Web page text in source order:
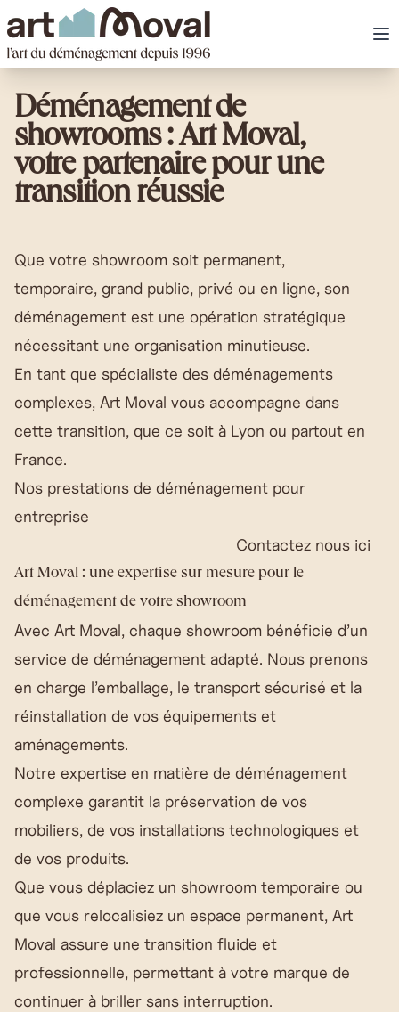
art Moval
Déménagement de
showrooms : Art Moval,
votre partenaire pour une
transition réussie
Que votre showroom soit permanent,
temporaire, grand public, privé ou en ligne, son
déménagement est une opération stratégique
nécessitant une organisation minutieuse.
En tant que spécialiste des déménagements
complexes, Art Moval vous accompagne dans
cette transition, que ce soit à Lyon ou partout en
France.
Nos prestations de déménagement pour
entreprise
Contactez nous ici
Art Moval : une expertise sur mesure pour le
déménagement de votre showroom
Avec Art Moval, chaque showroom bénéficie d’un
service de déménagement adapté. Nous prenons
en charge l’emballage, le transport sécurisé et la
réinstallation de vos équipements et
aménagements.
Notre expertise en matière de déménagement
complexe garantit la préservation de vos
mobiliers, de vos installations technologiques et
de vos produits.
Que vous déplaciez un showroom temporaire ou
que vous relocalisiez un espace permanent, Art
Moval assure une transition fluide et
professionnelle, permettant à votre marque de
continuer à briller sans interruption.